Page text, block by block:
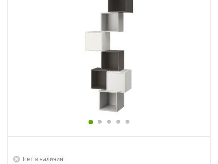
Нет в наличии